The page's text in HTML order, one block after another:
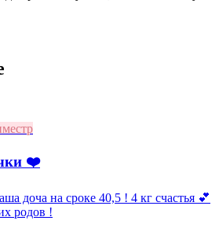
❤️
доча на сроке 40,5 ! 4 кг счастья 💕
родов !